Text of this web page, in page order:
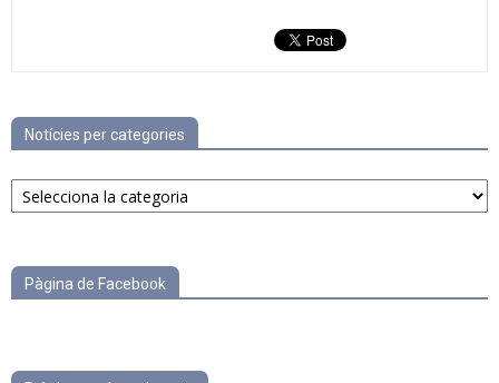
Notícies per categories
Notícies
per
Pàgina de Facebook